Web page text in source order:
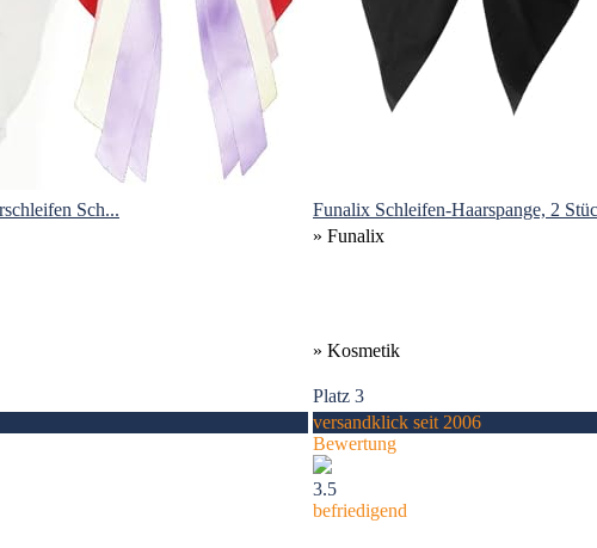
Sch...
Funalix Schleifen-Haarspange, 2
» Funalix
» Kosmetik
Platz 3
versandklick seit 2006
Bewertung
3.5
befriedigend